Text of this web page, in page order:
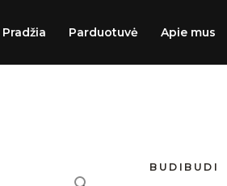
Pradžia Parduotuvė Apie mus
BUDIBUDI
Original
Current
produkto